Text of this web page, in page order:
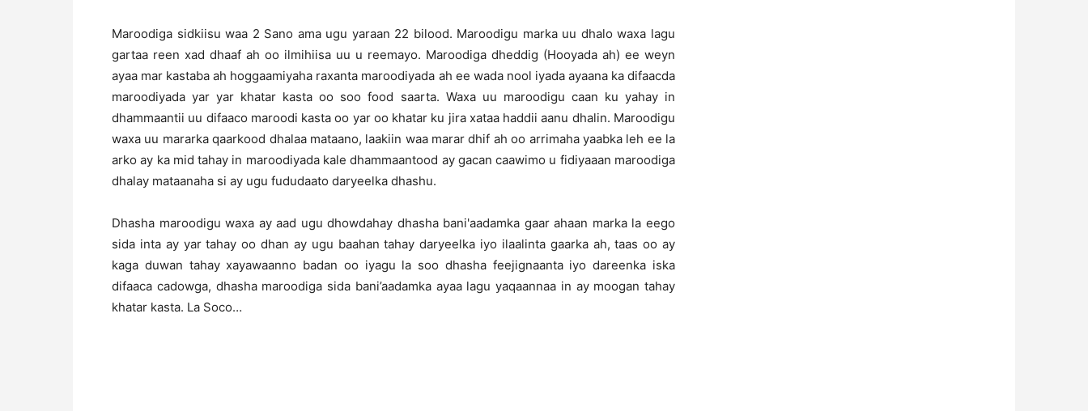
Maroodiga sidkiisu waa 2 Sano ama ugu yaraan 22 bilood. Maroodigu marka uu dhalo waxa lagu
gartaa reen xad dhaaf ah oo ilmihiisa uu u reemayo. Maroodiga dheddig (Hooyada ah) ee weyn
ayaa mar kastaba ah hoggaamiyaha raxanta maroodiyada ah ee wada nool iyada ayaana ka difaacda
maroodiyada yar yar khatar kasta oo soo food saarta. Waxa uu maroodigu caan ku yahay in
dhammaantii uu difaaco maroodi kasta oo yar oo khatar ku jira xataa haddii aanu dhalin. Maroodigu
waxa uu mararka qaarkood dhalaa mataano, laakiin waa marar dhif ah oo arrimaha yaabka leh ee la
arko ay ka mid tahay in maroodiyada kale dhammaantood ay gacan caawimo u fidiyaaan maroodiga
dhalay mataanaha si ay ugu fududaato daryeelka dhashu.
Dhasha maroodigu waxa ay aad ugu dhowdahay dhasha bani'aadamka gaar ahaan marka la eego
sida inta ay yar tahay oo dhan ay ugu baahan tahay daryeelka iyo ilaalinta gaarka ah, taas oo ay
kaga duwan tahay xayawaanno badan oo iyagu la soo dhasha feejignaanta iyo dareenka iska
difaaca cadowga, dhasha maroodiga sida bani’aadamka ayaa lagu yaqaannaa in ay moogan tahay
khatar kasta. La Soco…